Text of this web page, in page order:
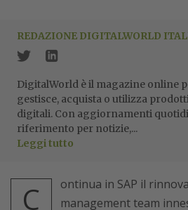
REDAZIONE DIGITALWORLD
DigitalWorld è il magazine online
gestisce, acquista o utilizza
digitali. Con aggiornamenti
riferimento per notizie,...
Leggi tutto
C
ontinua in SAP il
management team